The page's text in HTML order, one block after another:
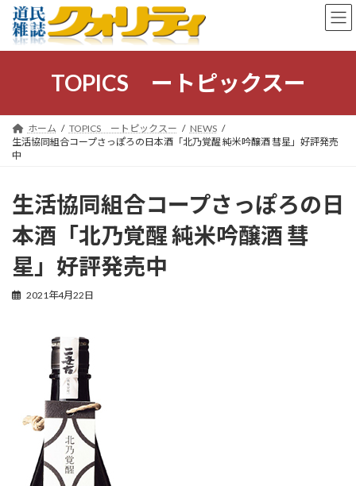
ン
キ
ー
に
TOPICS ートピックスー
ホーム TOPICS ートピックスー
NEWS
生活協同組合コープさっぽろの日本酒「北乃覚醒 純米吟醸酒 彗星」好評発売
中
生活協同組合コープさっぽろの日
本酒「北乃覚醒 純米吟醸酒 彗
星」好評発売中
2021年4月22日